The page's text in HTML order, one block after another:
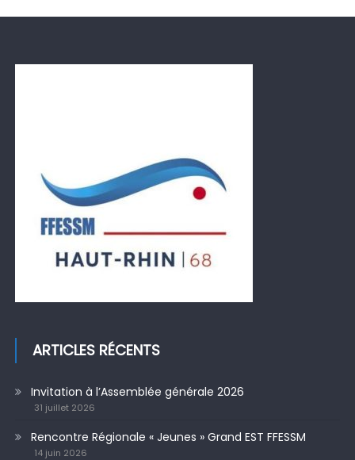
ARTICLES RÉCENTS
Invitation à l’Assemblée générale 2026
31 juillet 2026
Rencontre Régionale « Jeunes » Grand EST FFESSM
14 juin 2026